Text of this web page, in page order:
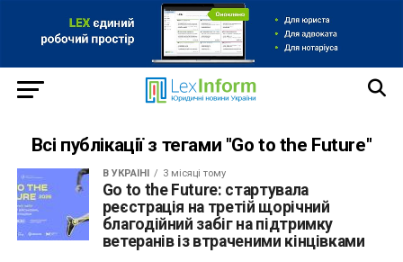
Всі публікації з тегами "Go to the Future"
В УКРАЇНІ 3 місяці тому
Go to the Future: стартувала
реєстрація на третій щорічний
благодійний забіг на підтримку
ветеранів із втраченими кінцівками